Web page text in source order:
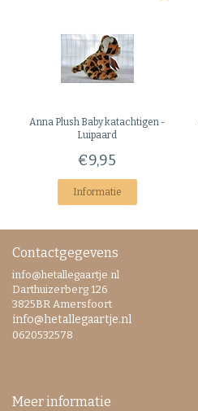
Anna PlushBaby katachtigen -
Luipaard
€9,95
Informatie
Contactgegevens
info@hetallegaartje.nl
Darthuizerberg 126
3825BR Amersfoort
info@hetallegaartje.nl
0620532578
Meer informatie